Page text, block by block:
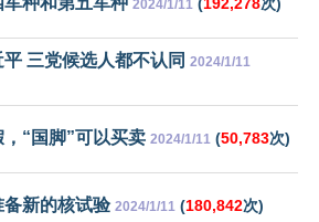
2024/1/11
三党候选人都不认同 2024/1/11
“国脚”可以买卖 2024/1/11 (50,783次)
新的核试验 2024/1/11 (180,842次)